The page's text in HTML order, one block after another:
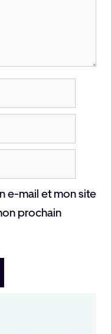
e-mail et mon site
prochain